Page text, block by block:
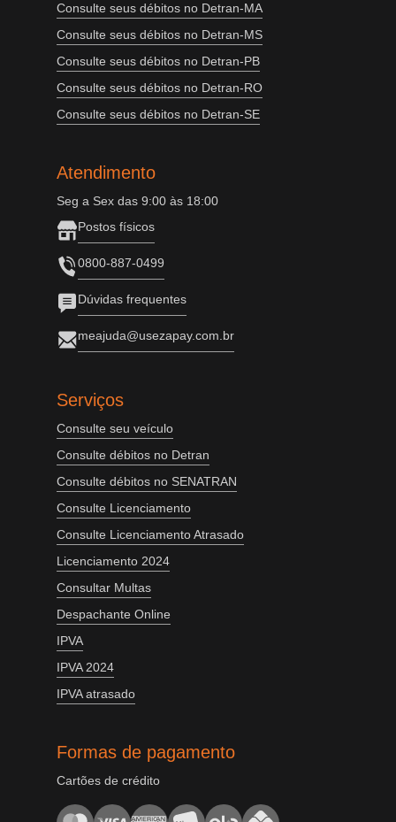
Consulte seus débitos no Detran-MA
Consulte seus débitos no Detran-MS
Consulte seus débitos no Detran-PB
Consulte seus débitos no Detran-RO
Consulte seus débitos no Detran-SE
Atendimento
Seg a Sex das 9:00 às 18:00
Postos físicos
0800-887-0499
Dúvidas frequentes
meajuda@usezapay.com.br
Serviços
Consulte seu veículo
Consulte débitos no Detran
Consulte débitos no SENATRAN
Consulte Licenciamento
Consulte Licenciamento Atrasado
Licenciamento 2024
Consultar Multas
Despachante Online
IPVA
IPVA 2024
IPVA atrasado
Formas de pagamento
Cartões de crédito